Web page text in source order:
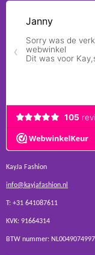
KayJa Fashion
info@kayjafashion.nl
T: +31 641087611
KVK: 91664314
BTW nummer: NL0049074997